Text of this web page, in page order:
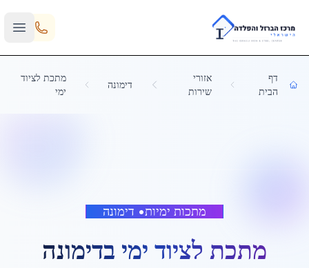
Skip to main content
דף
הבית
אזורי
שירות
דימונה
מתכת לציוד
ימי
מתכות ימיות• דימונה
מתכת לציוד ימי בדימונה